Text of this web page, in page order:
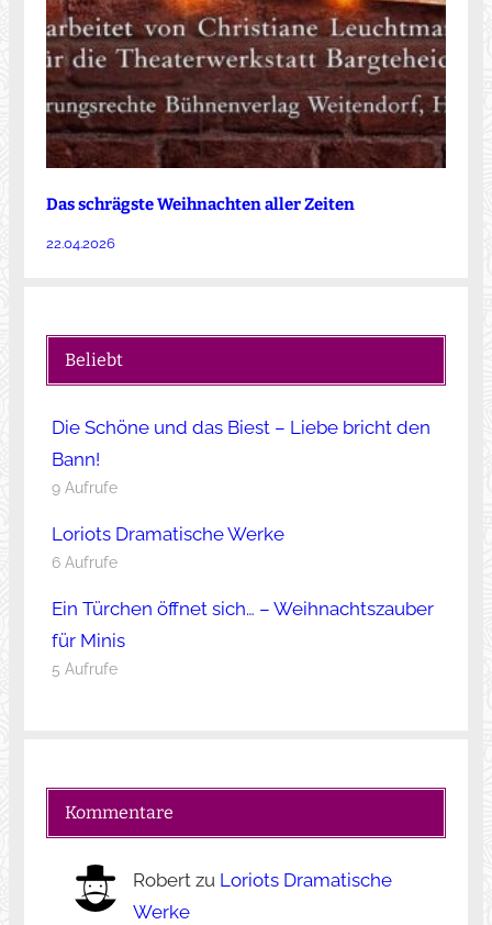
Das schrägste Weihnachten aller Zeiten
22.04.2026
Beliebt
Die Schöne und das Biest – Liebe bricht den
Bann!
9 Aufrufe
Loriots Dramatische Werke
6 Aufrufe
Ein Türchen öffnet sich… – Weihnachtszauber
für Minis
5 Aufrufe
Kommentare
Robertzu Loriots Dramatische
Werke